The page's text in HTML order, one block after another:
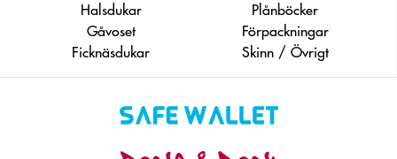
Halsdukar
Plånböcker
Gåvoset
Förpackningar
Ficknäsdukar
Skinn / Övrigt